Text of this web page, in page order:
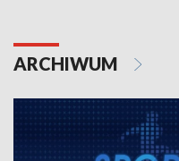
ARCHIWUM